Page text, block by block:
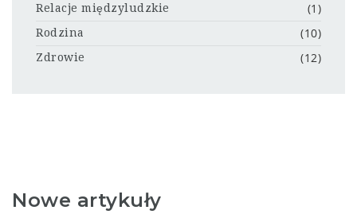
Relacje międzyludzkie (1)
Rodzina (10)
Zdrowie (12)
Nowe artykuły